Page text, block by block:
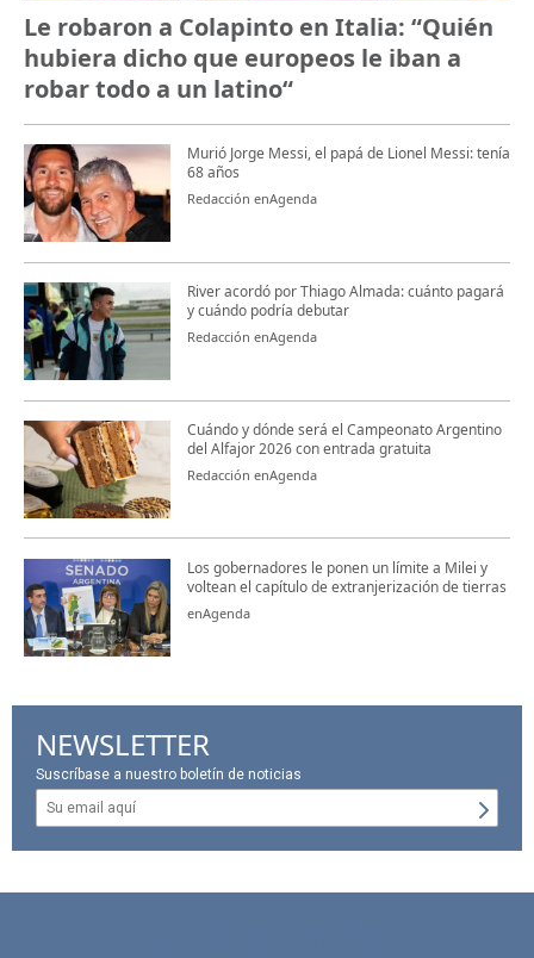
Le robaron a Colapinto en Italia: “Quién
hubiera dicho que europeos le iban a
robar todo a un latino“
Murió Jorge Messi, el papá de Lionel Messi: tenía
68 años
Redacción enAgenda
River acordó por Thiago Almada: cuánto pagará
y cuándo podría debutar
Redacción enAgenda
Cuándo y dónde será el Campeonato Argentino
del Alfajor 2026 con entrada gratuita
Redacción enAgenda
Los gobernadores le ponen un límite a Milei y
voltean el capítulo de extranjerización de tierras
enAgenda
NEWSLETTER
Suscríbase a nuestro boletín de noticias